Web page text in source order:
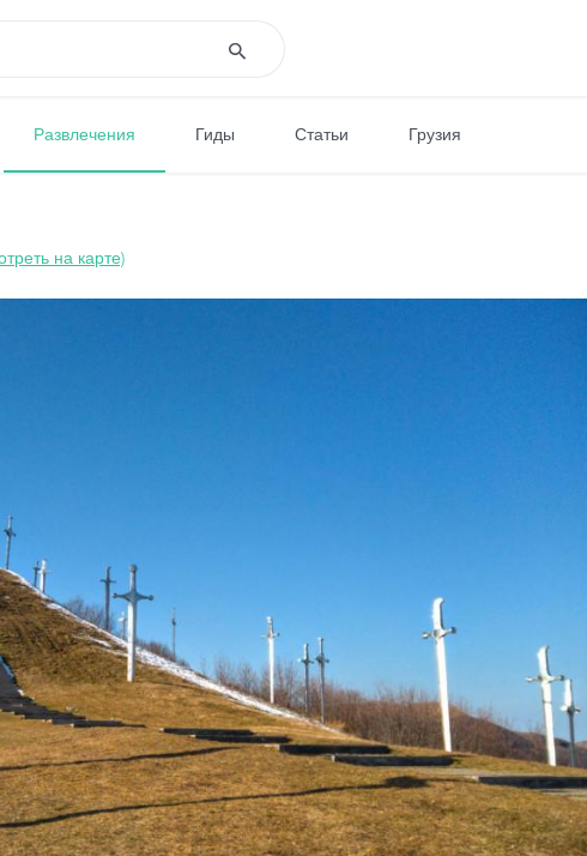
Развлечения Гиды Статьи Грузия
на карте)